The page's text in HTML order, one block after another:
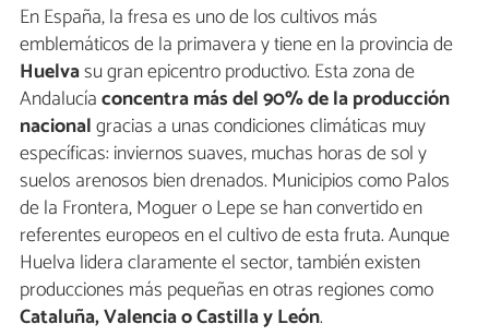
En España, la fresa es uno de los cultivos más
emblemáticos de la primavera y tiene en la provincia de
Huelvasu gran epicentro productivo. Esta zona de
Andalucíaconcentra más del 90% de la producción
nacionalgracias a unas condiciones climáticas muy
específicas: inviernos suaves, muchas horas de sol y
suelos arenosos bien drenados. Municipios como Palos
de la Frontera, Moguer o Lepe se han convertido en
referentes europeos en el cultivo de esta fruta. Aunque
Huelva lidera claramente el sector, también existen
producciones más pequeñas en otras regiones como
Cataluña, Valencia o Castilla y León.